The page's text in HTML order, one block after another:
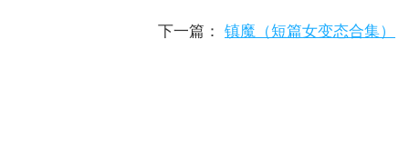
下一篇： 镇魔（短篇女变态合集）